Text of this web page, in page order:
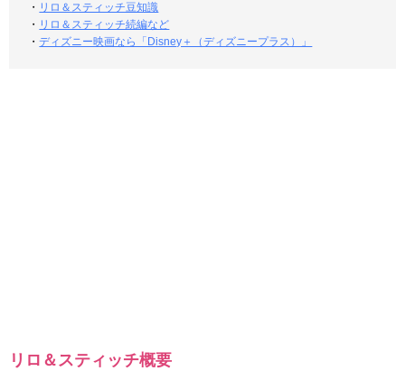
・ リロ＆スティッチ豆知識
・ リロ＆スティッチ続編など
・ディズニー映画なら「Disney＋（ディズニープラス）」
リロ＆スティッチ概要